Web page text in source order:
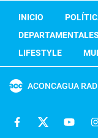
INICIO
DEPARTAMENTALES
LIFESTYLE
ACONCAGUA